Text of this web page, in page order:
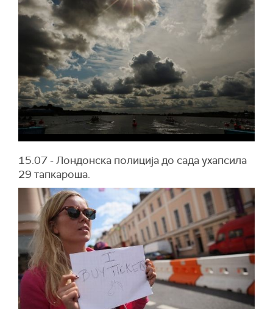
15.07 - Лондонска полиција до сада ухапсила
29 тапкароша.